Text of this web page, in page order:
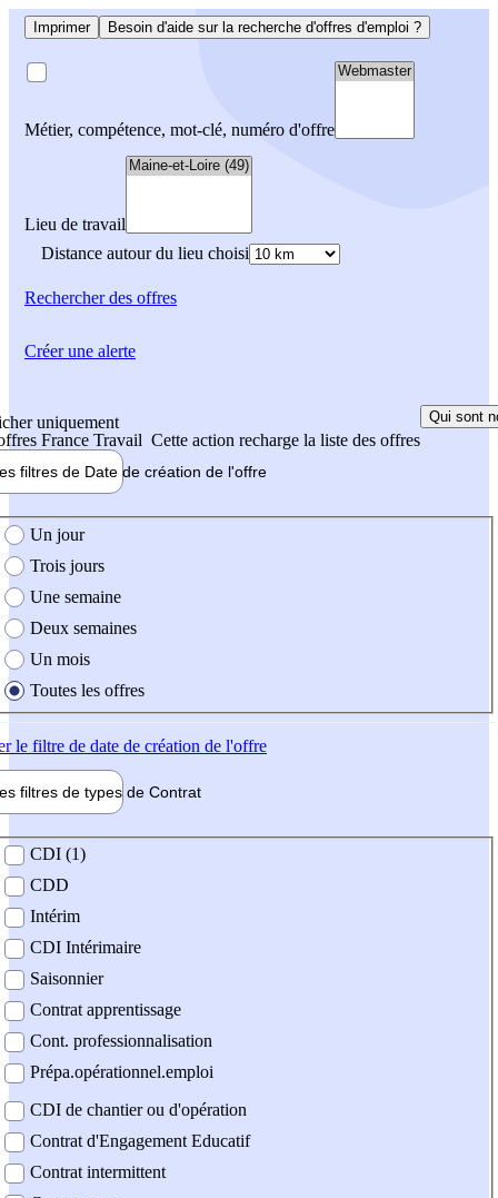
Imprimer Besoin d'aide sur la recherche d'offres d'emploi ?
Métier, compétence, mot-clé, numéro d'offre
Lieu de travail
Distance autour du lieu choisi
Rechercherdes offres
uniquement
France Travail Cette action recharge la liste des offres
Qui sont
filtres de Date de création de l'offre
création de l'offre
Un jour
Trois jours
Une semaine
Deux semaines
Un mois
Toutes les offres
le filtre de date de création de l'offre
filtres de types de Contrat
contrat
CDI (1)
CDD
Intérim
CDI Intérimaire
Saisonnier
Contrat apprentissage
Cont. professionnalisation
Prépa.opérationnel.emploi
CDI de chantier ou d'opération
Contrat d'Engagement Educatif
Contrat intermittent
Créer une alerte